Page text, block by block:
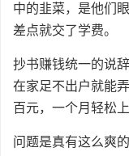
中的韭菜，是他们
差点就交了学费。
抄书赚钱统一的说
在家足不出户就能
百元，一个月轻松上
问题是真有这么爽